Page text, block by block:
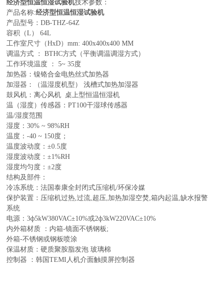
经济型恒温恒湿试验机技术参数：
产品名称:经济型恒温恒湿试验机
产品型号：DB-THZ-64Z
容积（L） 64L
工作室尺寸（HxD）mm: 400x400x400 MM
调温方式 ： BTHC方式（平衡调温调湿方式）
工作环境温度 ： 5~ 35度
加热器：镍铬合金电热丝式加热器
加湿器：（温湿度机型） 浅槽式加热加湿器
鼓风机：离心风机 桌上型恒温恒湿机
温（湿度）传感器：PT100干湿球传感器
温/湿度范围
湿度：30% ~ 98%RH
温度：-40 ~ 150度；
温度波动度：±0.5度
湿度波动度：±1%RH
湿度均匀度：±2度
结构及部件：
冷冻系统：法国泰康全封闭式压缩机/环保冷媒
保护装置：压缩机过热,过流,超压,加热加湿空焚,箱内起温,缺水报警
系统
电源：3ф5kW380VAC±10%或2ф3kW220VAC±10%
内外箱材质 ：内箱-镜面不锈钢板;
外箱-不锈钢或钢板喷涂
保温材质：硬质聚胺脂发泡 玻璃棉
控制器 ：韩国TEMI人机介面触摸屏控制器